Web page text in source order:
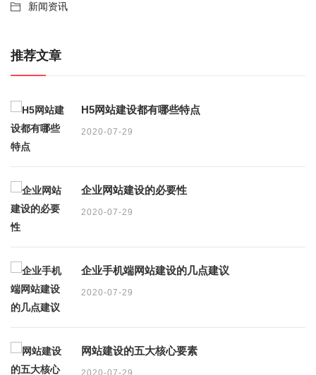
新闻资讯
推荐文章
H5网站建设都有哪些特点
2020-07-29
企业网站建设的必要性
2020-07-29
企业手机端网站建设的几点建议
2020-07-29
网站建设的五大核心要素
2020-07-29